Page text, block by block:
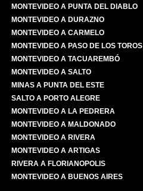
MONTEVIDEO A PUNTA DEL DIABLO
MONTEVIDEO A DURAZNO
MONTEVIDEO A CARMELO
MONTEVIDEO A PASO DE LOS TOROS
MONTEVIDEO A TACUAREMBÓ
MONTEVIDEO A SALTO
MINAS A PUNTA DEL ESTE
SALTO A PORTO ALEGRE
MONTEVIDEO A LA PEDRERA
MONTEVIDEO A MALDONADO
MONTEVIDEO A RIVERA
MONTEVIDEO A ARTIGAS
RIVERA A FLORIANOPOLIS
MONTEVIDEO A BUENOS AIRES